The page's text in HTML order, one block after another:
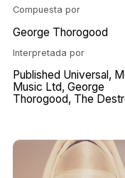
Compuesta por
George Thorogood
Interpretada por
Published Universal
Music Ltd George
Thorogood, The